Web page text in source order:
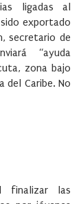
ligadas al
exportado
secretario de
“ayuda
zona bajo
del Caribe. No
finalizar las